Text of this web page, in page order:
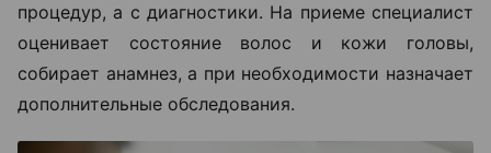
процедур, а с диагностики. На приеме специалист
оценивает состояние волос и кожи головы,
собирает анамнез, а при необходимости назначает
дополнительные обследования.